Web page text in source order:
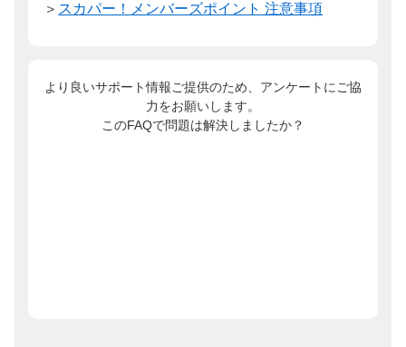
＞ スカパー！メンバーズポイント 注意事項
より良いサポート情報ご提供のため、アンケートにご協
力をお願いします。
このFAQで問題は解決しましたか？